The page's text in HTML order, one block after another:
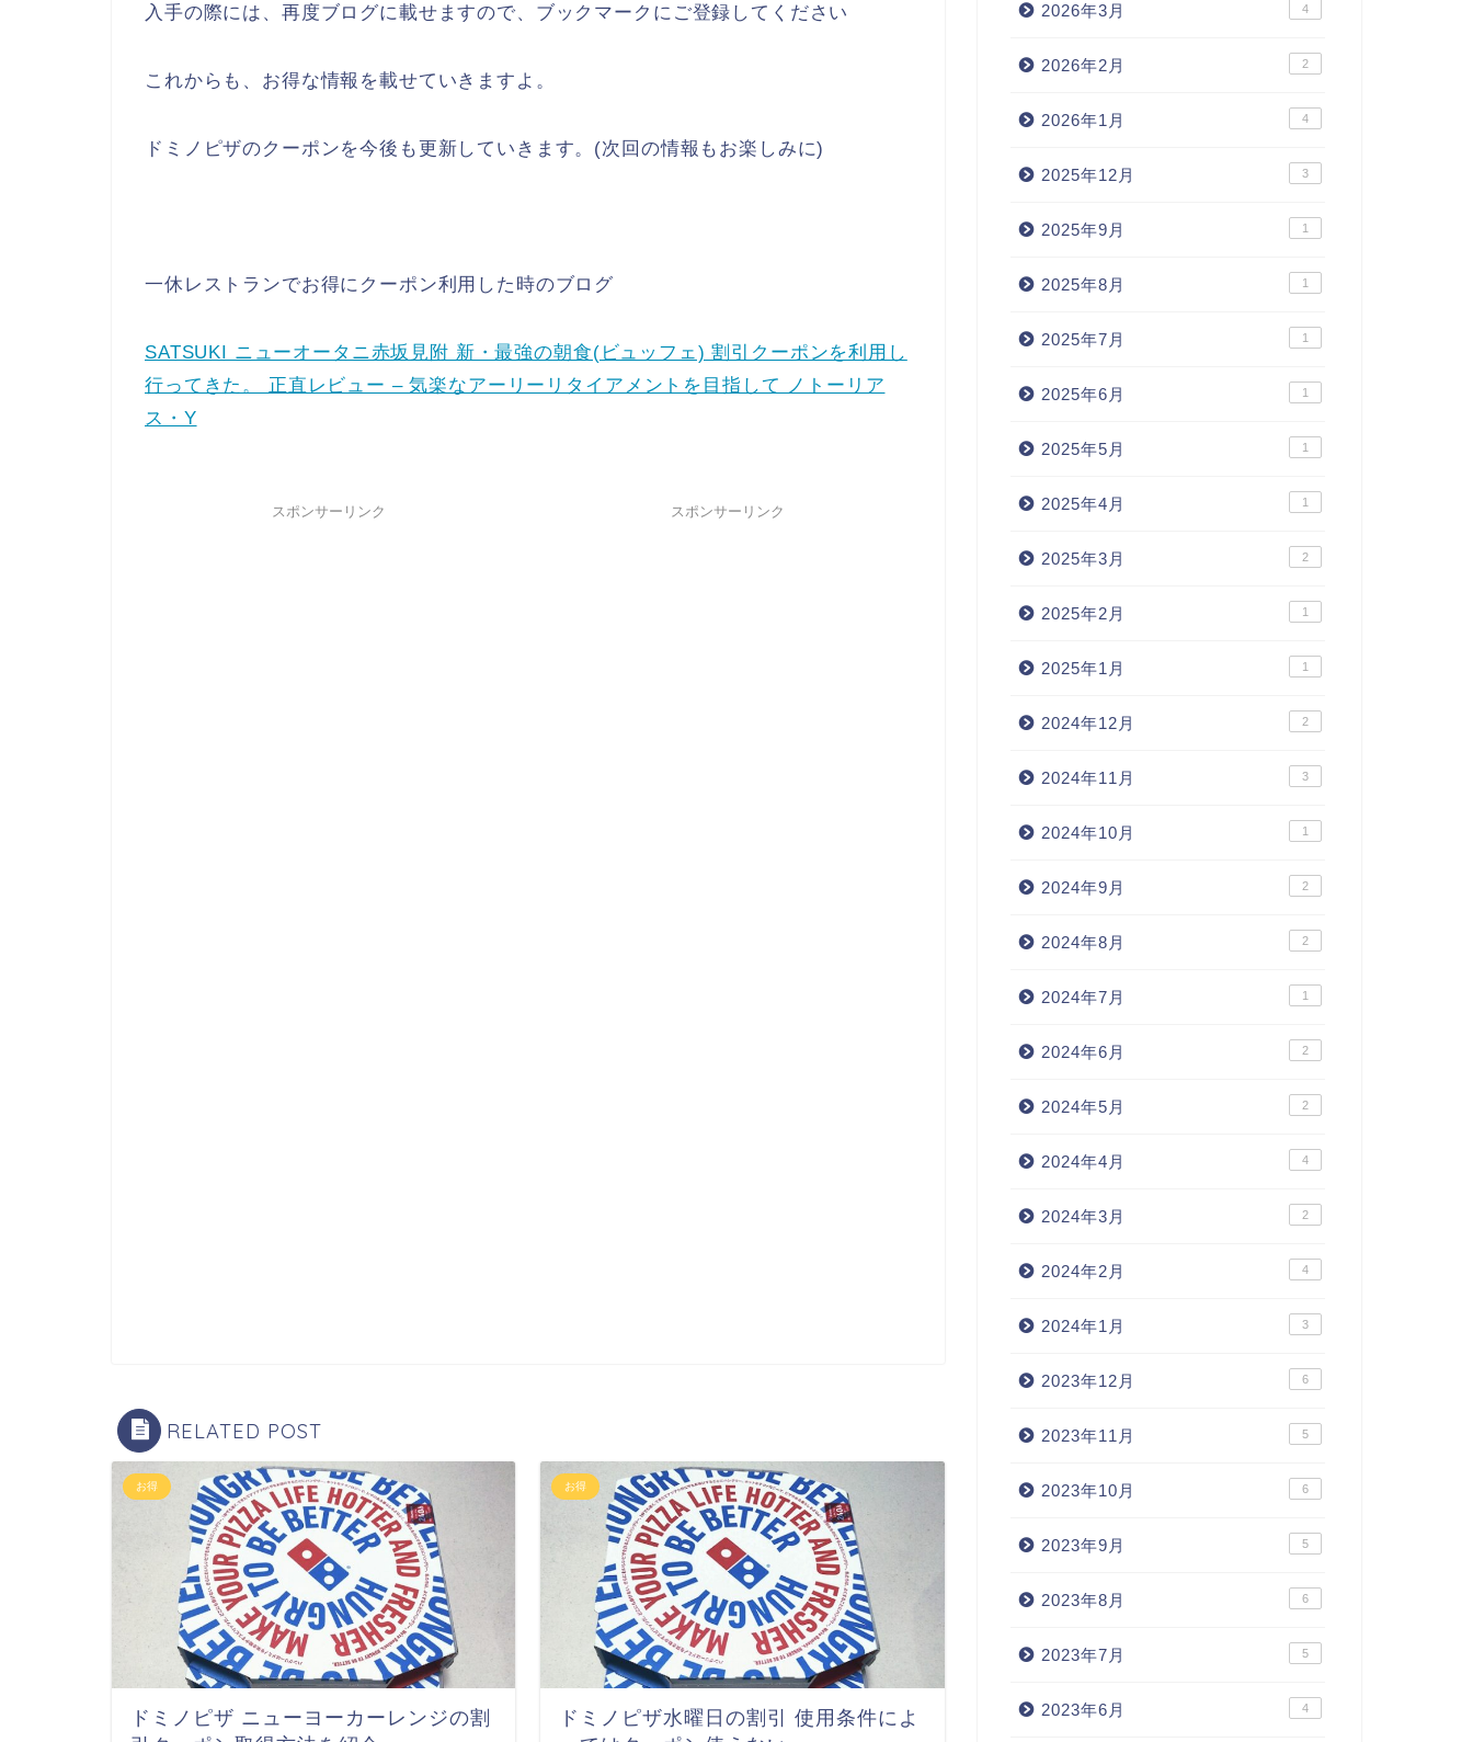
入手の際には、再度ブログに載せますので、ブックマークにご登録してください
これからも、お得な情報を載せていきますよ。
ドミノピザのクーポンを今後も更新していきます。(次回の情報もお楽しみに)
一休レストランでお得にクーポン利用した時のブログ
SATSUKI ニューオータニ赤坂見附 新・最強の朝食(ビュッフェ) 割引クーポンを利用し
行ってきた。 正直レビュー – 気楽なアーリーリタイアメントを目指して ノトーリア
ス・Y
スポンサーリンク スポンサーリンク
RELATED POST
お得
ドミノピザ ニューヨーカーレンジの割
お得
ドミノピザ水曜日の割引 使用条件によ
2026年3月 4
2026年2月 2
2026年1月 4
2025年12月 3
2025年9月 1
2025年8月 1
2025年7月 1
2025年6月 1
2025年5月 1
2025年4月 1
2025年3月 2
2025年2月 1
2025年1月 1
2024年12月 2
2024年11月 3
2024年10月 1
2024年9月 2
2024年8月 2
2024年7月 1
2024年6月 2
2024年5月 2
2024年4月 4
2024年3月 2
2024年2月 4
2024年1月 3
2023年12月 6
2023年11月 5
2023年10月 6
2023年9月 5
2023年8月 6
2023年7月 5
2023年6月 4